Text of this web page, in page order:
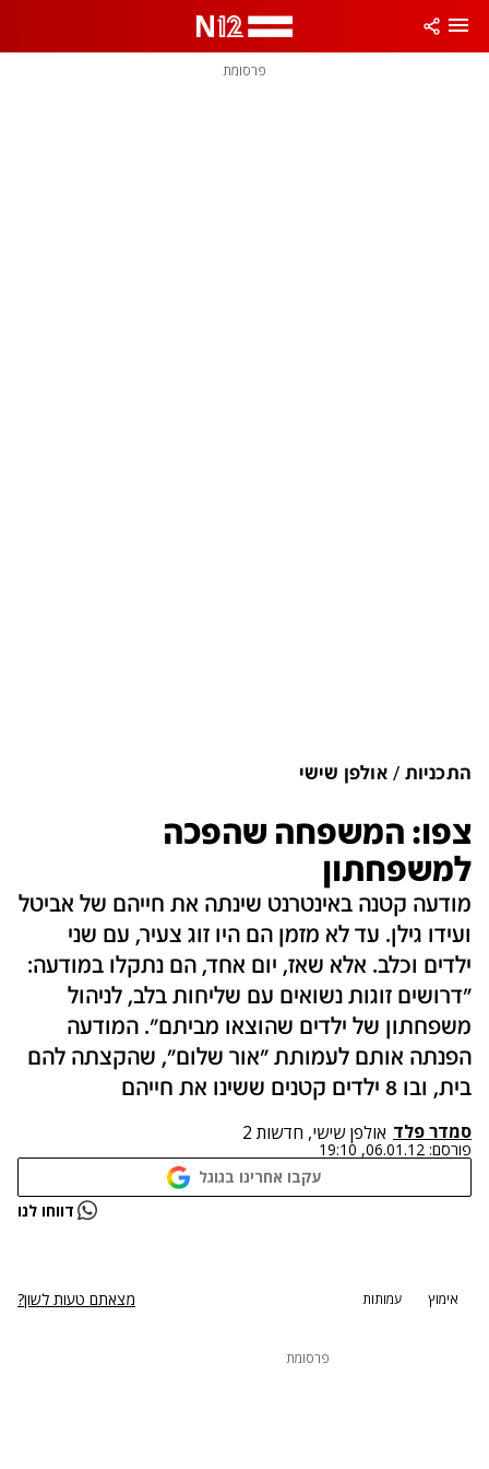
פרסומת
התכניות אולפן שישי
צפו: המשפחה שהפכה
למשפחתון
מודעה קטנה באינטרנט שינתה את חייהם של אביטל
ועידו גילן. עד לא מזמן הם היו זוג צעיר, עם שני
ילדים וכלב. אלא שאז, יום אחד, הם נתקלו במודעה:
"דרושים זוגות נשואים עם שליחות בלב, לניהול
משפחתון של ילדים שהוצאו מביתם". המודעה
הפנתה אותם לעמותת "אור שלום", שהקצתה להם
בית, ובו 8 ילדים קטנים ששינו את חייהם
סמדר פלד אולפן שישי, חדשות 2
פורסם: 06.01.12, 19:10
עקבו אחרינו בגוגל
נתקלנו בבעיה דווחו לנו
אימוץ עמותות מצאתם טעות לשון?
פרסומת